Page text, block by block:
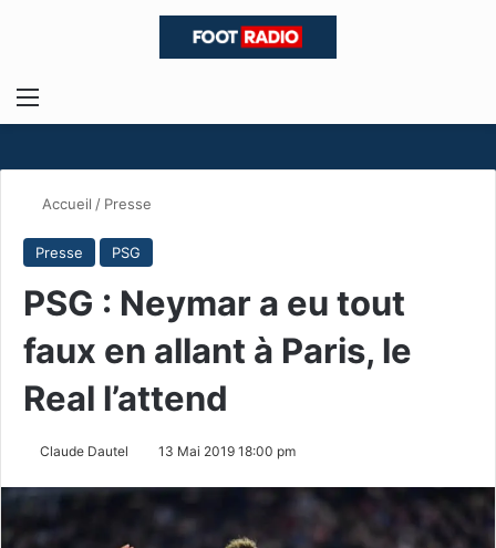
Menu
Accueil / Presse
Presse PSG
PSG : Neymar a eu tout
faux en allant à Paris, le
Real l’attend
Claude Dautel 13 Mai 2019 18:00 pm